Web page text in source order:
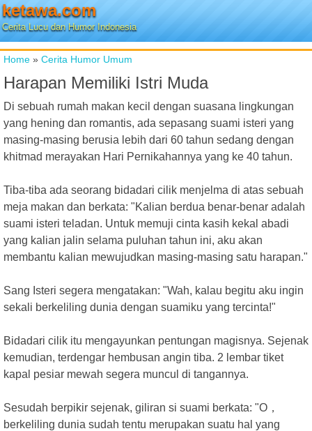
ketawa.com
Cerita Lucu dan Humor Indonesia
Home » Cerita Humor Umum
Harapan Memiliki Istri Muda
Di sebuah rumah makan kecil dengan suasana lingkungan
yang hening dan romantis, ada sepasang suami isteri yang
masing-masing berusia lebih dari 60 tahun sedang dengan
khitmad merayakan Hari Pernikahannya yang ke 40 tahun.
Tiba-tiba ada seorang bidadari cilik menjelma di atas sebuah
meja makan dan berkata: "Kalian berdua benar-benar adalah
suami isteri teladan. Untuk memuji cinta kasih kekal abadi
yang kalian jalin selama puluhan tahun ini, aku akan
membantu kalian mewujudkan masing-masing satu harapan."
Sang Isteri segera mengatakan: "Wah, kalau begitu aku ingin
sekali berkeliling dunia dengan suamiku yang tercinta!"
Bidadari cilik itu mengayunkan pentungan magisnya. Sejenak
kemudian, terdengar hembusan angin tiba. 2 lembar tiket
kapal pesiar mewah segera muncul di tangannya.
Sesudah berpikir sejenak, giliran si suami berkata: "O，
berkeliling dunia sudah tentu merupakan suatu hal yang